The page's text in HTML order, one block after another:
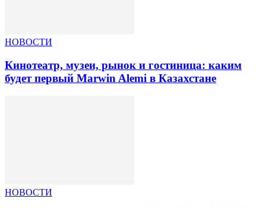
НОВОСТИ
Кинотеатр, музеи, рынок и гостиница: каким
будет первый Marwin Alemi в Казахстане
НОВОСТИ